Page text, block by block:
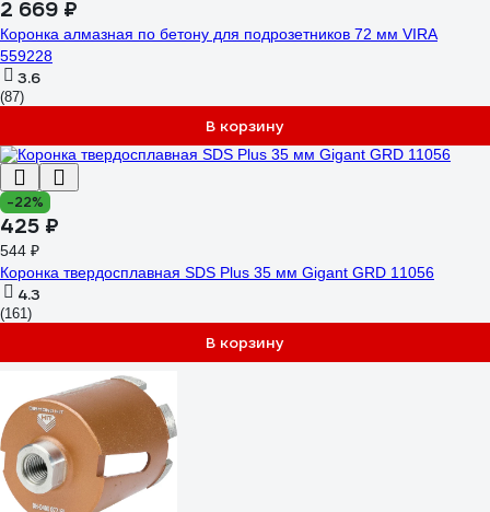
2 669 ₽
Коронка алмазная по бетону для подрозетников 72 мм VIRA
559228
3.6
(87)
В корзину
-22%
425 ₽
544 ₽
Коронка твердосплавная SDS Plus 35 мм Gigant GRD 11056
4.3
(161)
В корзину